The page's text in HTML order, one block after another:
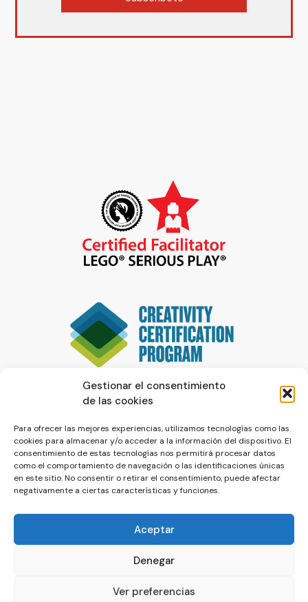
Gestionar el consentimiento
de las cookies
Para ofrecer las mejores experiencias, utilizamos tecnologías como las
cookies para almacenar y/o acceder a la información del dispositivo. El
consentimiento de estas tecnologías nos permitirá procesar datos
como el comportamiento de navegación o las identificaciones únicas
en este sitio. No consentir o retirar el consentimiento, puede afectar
negativamente a ciertas características y funciones.
Aceptar
Denegar
Ver preferencias
© La Servilleta - El Blog de Paco Prieto